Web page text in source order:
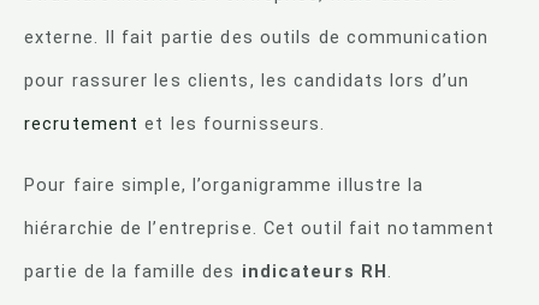
externe. Il fait partie des outils de communication
pour rassurer les clients, les candidats lors d’un
recrutement et les fournisseurs.
Pour faire simple, l’organigramme illustre la
hiérarchie de l’entreprise. Cet outil fait notamment
partie de la famille des indicateurs RH.